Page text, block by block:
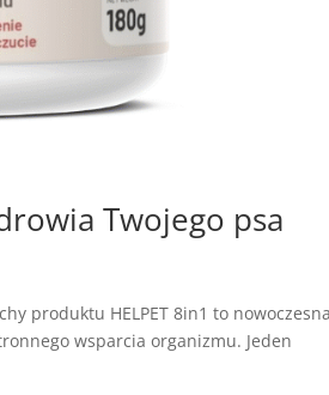
Twojego psa
produktu HELPET 8in1 to
wsparcia organizmu. Jeden